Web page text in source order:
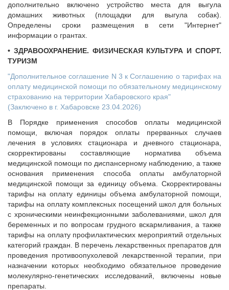
дополнительно включено устройство места для выгула
домашних животных (площадки для выгула собак).
Определены сроки размещения в сети "Интернет"
информации о грантах.
• ЗДРАВООХРАНЕНИЕ. ФИЗИЧЕСКАЯ КУЛЬТУРА И СПОРТ.
ТУРИЗМ
"Дополнительное соглашение N 3 к Соглашению о тарифах на
оплату медицинской помощи по обязательному медицинскому
страхованию на территории Хабаровского края"
(Заключено в г. Хабаровске 23.04.2026)
В Порядке применения способов оплаты медицинской
помощи, включая порядок оплаты прерванных случаев
лечения в условиях стационара и дневного стационара,
скорректированы составляющие норматива объема
медицинской помощи по диспансерному наблюдению, а также
основания применения способа оплаты амбулаторной
медицинской помощи за единицу объема. Скорректированы
тарифы на оплату единицы объема амбулаторной помощи,
тарифы на оплату комплексных посещений школ для больных
с хроническими неинфекционными заболеваниями, школ для
беременных и по вопросам грудного вскармливания, а также
тарифы на оплату профилактических мероприятий отдельных
категорий граждан. В перечень лекарственных препаратов для
проведения противоопухолевой лекарственной терапии, при
назначении которых необходимо обязательное проведение
молекулярно-генетических исследований, включены новые
препараты.